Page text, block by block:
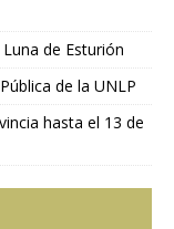
de Esturión
de la UNLP
hasta el 13 de